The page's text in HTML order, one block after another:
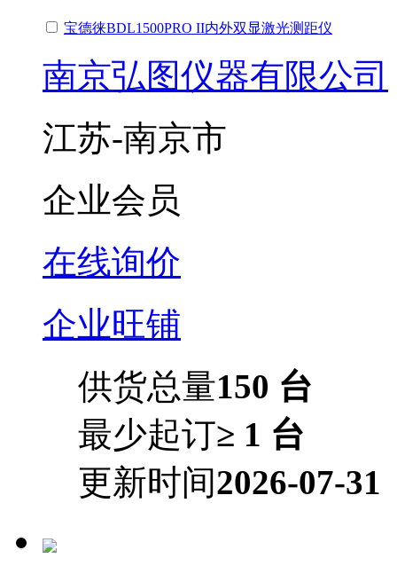
宝德徕BDL1500PRO II内外双显激光测距仪
南京弘图仪器有限公司
江苏-南京市
企业会员
在线询价
企业旺铺
供货总量150 台
最少起订≥ 1 台
更新时间2026-07-31